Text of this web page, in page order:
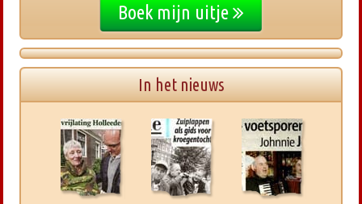
Boek mijn uitje
In het nieuws